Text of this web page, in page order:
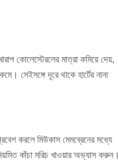
কোলেস্টেরলের মাত্রা কমিয়ে দেয়,
সেইসঙ্গে দূরে থাকে হার্টের নানা
করলে মিউকাস মেমব্রেনের মধ্যে
কাঁচা মরিচ খাওয়ার অভ্যাস করুন।